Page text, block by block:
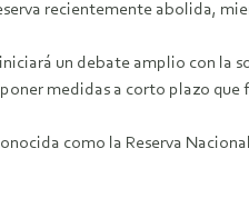
recientemente abolida,
un debate amplio con la
medidas a corto plazo que
como la Reserva